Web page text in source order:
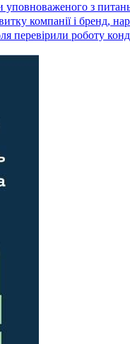
з питань
компанії і бренд,
перевірили роботу